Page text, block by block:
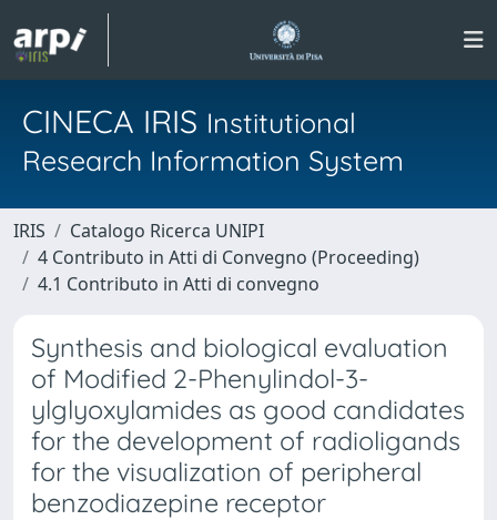
CINECA IRIS Institutional
Research Information System
IRIS
Catalogo Ricerca UNIPI
4 Contributo in Atti di Convegno (Proceeding)
4.1 Contributo in Atti di convegno
Synthesis and biological evaluation
of Modified 2-Phenylindol-3-
ylglyoxylamides as good candidates
for the development of radioligands
for the visualization of peripheral
benzodiazepine receptor